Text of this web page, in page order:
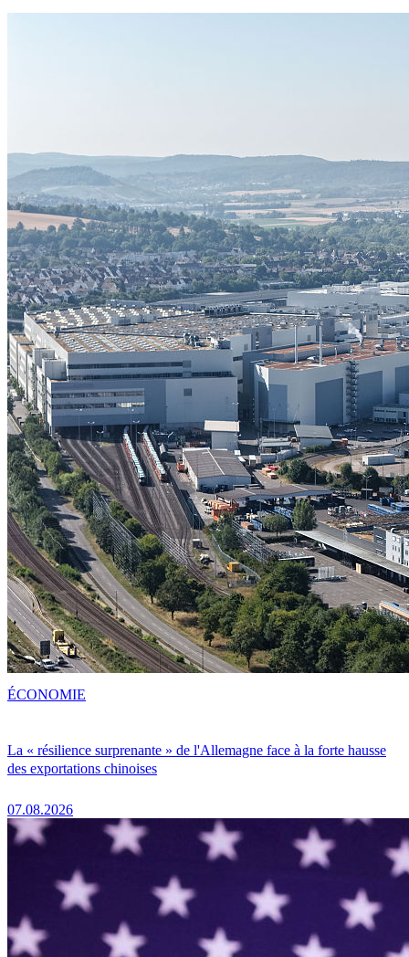
La « résilience surprenante » de l'Allemagne face à la forte hausse
des exportations chinoises
07.08.2026
ÉCONOMIE